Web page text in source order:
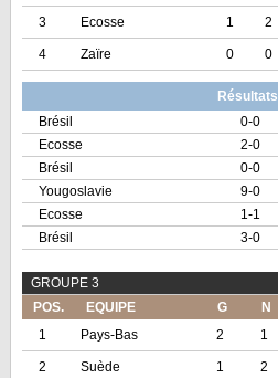
3 Ecosse 1 2
4 Zaïre 0 0
Résultats
Brésil
0-0
Ecosse
2-0
Brésil
0-0
Yougoslavie
9-0
Ecosse
1-1
Brésil
3-0
GROUPE 3
POS.
EQUIPE G N
1
Pays-Bas 2 1
2 Suède 1 2